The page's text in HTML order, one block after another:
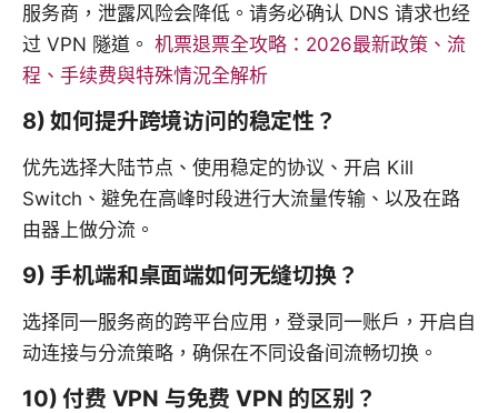
服务商，泄露风险会降低。请务必确认 DNS 请求也经
过 VPN 隧道。 机票退票全攻略：2026最新政策、流
程、手续费與特殊情況全解析
8) 如何提升跨境访问的稳定性？
优先选择大陆节点、使用稳定的协议、开启 Kill
Switch、避免在高峰时段进行大流量传输、以及在路
由器上做分流。
9) 手机端和桌面端如何无缝切换？
选择同一服务商的跨平台应用，登录同一账户，开启自
动连接与分流策略，确保在不同设备间流畅切换。
10) 付费 VPN 与免费 VPN 的区别？